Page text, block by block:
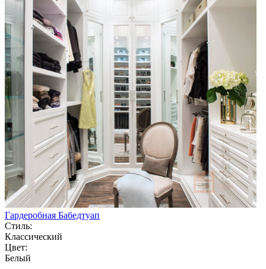
Гардеробная Бабедтуап
Стиль:
Классический
Цвет:
Белый